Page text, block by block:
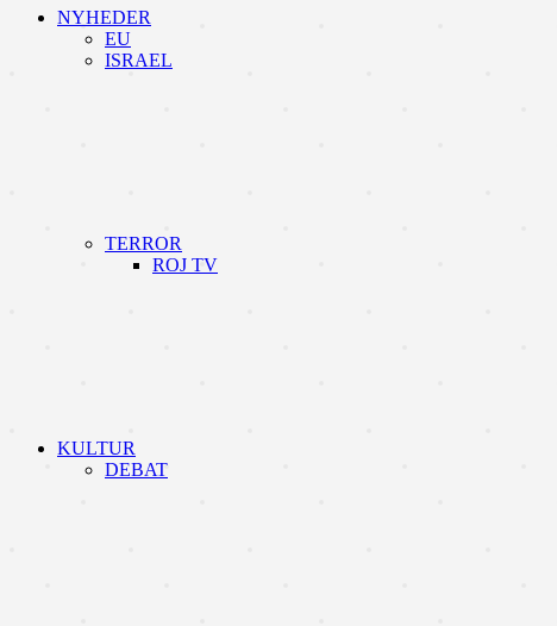
NYHEDER
EU
ISRAEL
TERROR
ROJ TV
KULTUR
DEBAT